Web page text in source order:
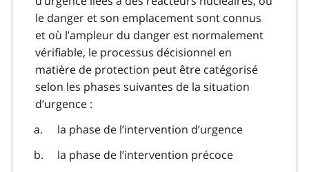
le danger et son emplacement sont connus
et où l’ampleur du danger est normalement
vérifiable, le processus décisionnel en
matière de protection peut être catégorisé
selon les phases suivantes de la situation
d’urgence :
la phase de l’intervention d’urgence
la phase de l’intervention précoce